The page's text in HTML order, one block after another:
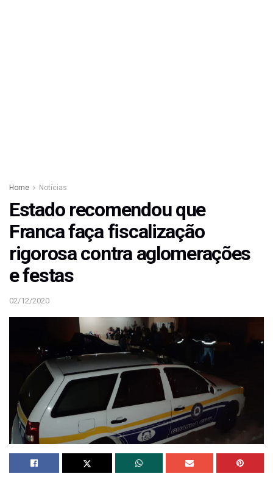
Home Notícias
Estado recomendou que
Franca faça fiscalização
rigorosa contra aglomerações
e festas
02/12/2020